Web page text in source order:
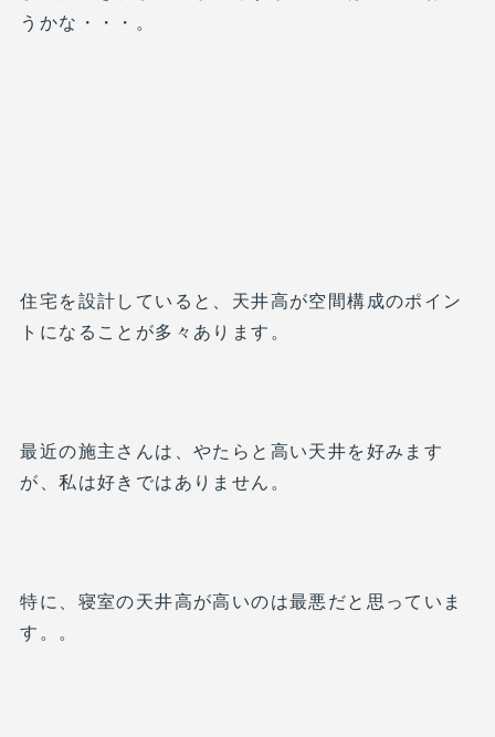
うかな・・・。
住宅を設計していると、天井高が空間構成のポイン
トになることが多々あります。
最近の施主さんは、やたらと高い天井を好みます
が、私は好きではありません。
特に、寝室の天井高が高いのは最悪だと思っていま
す。。